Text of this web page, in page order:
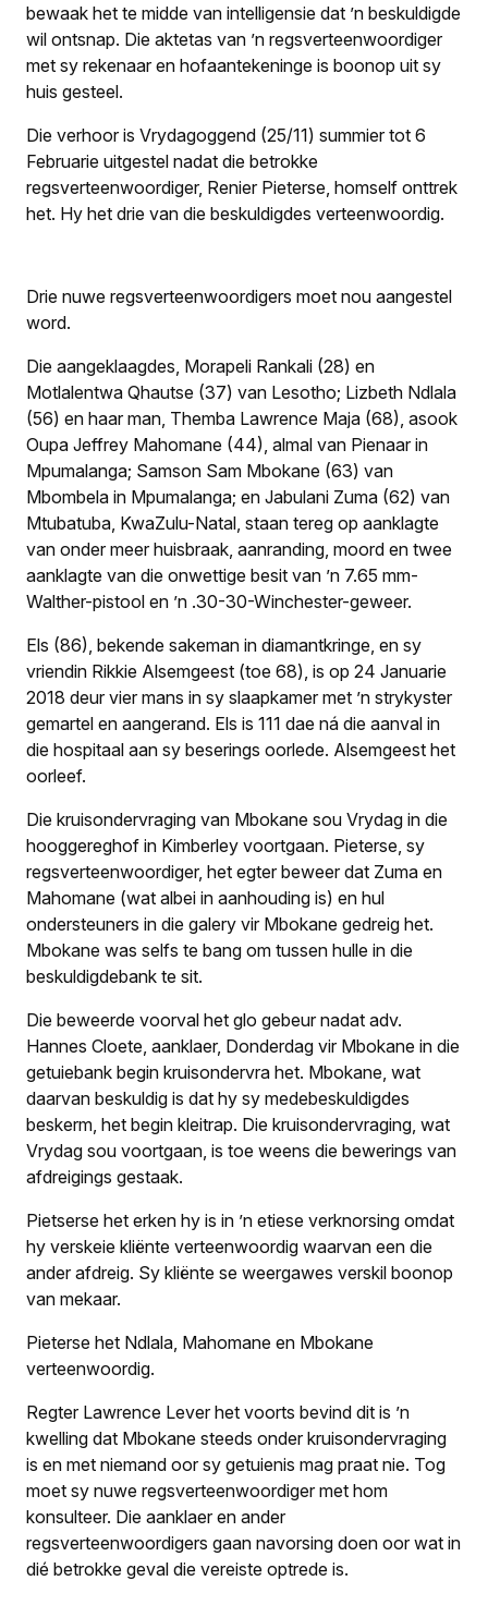
bewaak het te midde van intelligensie dat ’n beskuldigde
wil ontsnap. Die aktetas van ’n regsverteenwoordiger
met sy rekenaar en hofaantekeninge is boonop uit sy
huis gesteel.
Die verhoor is Vrydagoggend (25/11) summier tot 6
Februarie uitgestel nadat die betrokke
regsverteenwoordi­ger, Renier Pieterse, homself onttrek
het. Hy het drie van die beskuldigdes verteenwoordig.
Drie nuwe regsverteenwoordigers moet nou aangestel
word.
Die aangeklaagdes, Morapeli Rankali (28) en
Motlalentwa Qhautse (37) van Lesotho; Lizbeth Ndlala
(56) en haar man, Themba Lawrence Maja (68), asook
Oupa Jeffrey Mahomane (44), almal van Pienaar in
Mpumalanga; Samson Sam Mbokane (63) van
Mbombela in Mpumalanga; en Jabulani Zuma (62) van
Mtubatuba, KwaZulu-Natal, staan tereg op aanklagte
van onder meer huisbraak, aanranding, moord en twee
aanklagte van die onwettige besit van ’n 7.65 mm-
Walther-pistool en ’n .30-30-Winchester-geweer.
Els (86), bekende sakeman in diamantkringe, en sy
vriendin Rikkie Alsemgeest (toe 68), is op 24 Januarie
2018 deur vier mans in sy slaapkamer met ’n strykyster
gemartel en aange­rand. Els is 111 dae ná die aanval in
die hospitaal aan sy beserings oorlede. Alsemgeest het
oorleef.
Die kruisondervraging van Mbokane sou Vrydag in die
hooggereghof in Kimberley voortgaan. Pieterse, sy
regsverteenwoordiger, het egter beweer dat Zuma en
Mahomane (wat albei in aanhouding is) en hul
ondersteuners in die galery vir Mbokane gedreig het.
Mbokane was selfs te bang om tussen hulle in die
beskuldigdebank te sit.
Die beweerde voorval het glo gebeur nadat adv.
Hannes Cloete, aanklaer, Donderdag vir Mbokane in die
getuiebank begin kruisondervra het. Mbokane, wat
daarvan beskuldig is dat hy sy medebeskuldigdes
beskerm, het begin kleitrap. Die kruisondervraging, wat
Vrydag sou voortgaan, is toe weens die bewerings van
afdreigings gestaak.
Pietserse het erken hy is in ’n etiese verknorsing omdat
hy verskeie kliënte verteenwoordig waarvan een die
ander afdreig. Sy kliënte se weergawes verskil boonop
van mekaar.
Pieterse het Ndlala, Mahomane en Mbokane
verteenwoordig.
Regter Lawrence Lever het voorts bevind dit is ’n
kwelling dat Mbokane steeds onder kruisondervraging
is en met niemand oor sy getuienis mag praat nie. Tog
moet sy nuwe regsverteenwoordiger met hom
konsulteer. Die aanklaer en ander
regsverteenwoordigers gaan navorsing doen oor wat in
dié betrokke geval die vereiste optrede is.